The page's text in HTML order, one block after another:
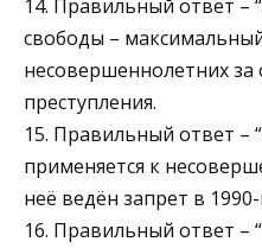
14. Правильный ответ –
свободы –
несовершеннолетних за
преступления.
15. Правильный ответ –
применяется к
неё ведён запрет в
16. Правильный ответ –